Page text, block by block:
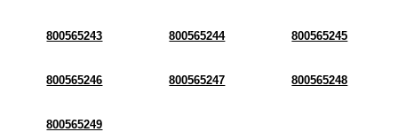
800565243 800565244 800565245
800565246 800565247 800565248
800565249